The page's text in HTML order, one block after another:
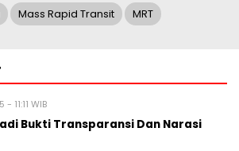
Mass Rapid Transit MRT
11:11 WIB
Bukti Transparansi Dan Narasi